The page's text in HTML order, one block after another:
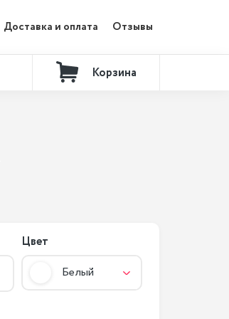
Доставка и оплата Отзывы
Контакты
Корзина
Цвет
Белый